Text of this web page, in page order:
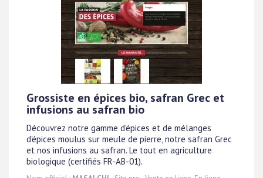
Grossiste en épices bio, safran Grec et
infusions au safran bio
Découvrez notre gamme d'épices et de mélanges
d'épices moulus sur meule de pierre, notre safran Grec
et nos infusions au safran. Le tout en agriculture
biologique (certifiés FR-AB-01).